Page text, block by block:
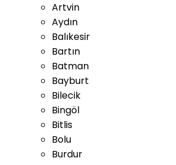
Artvin
Aydın
Balıkesir
Bartın
Batman
Bayburt
Bilecik
Bingöl
Bitlis
Bolu
Burdur